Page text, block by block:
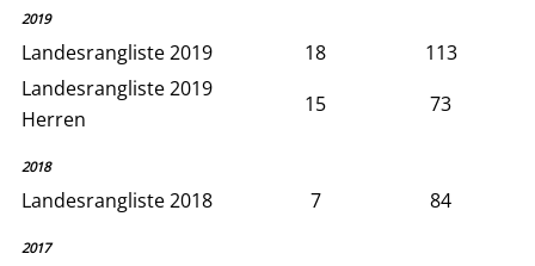
2019
Landesrangliste 2019 18
113
Landesrangliste 2019
Herren
15 73
2018
Landesrangliste 2018 7 84
2017